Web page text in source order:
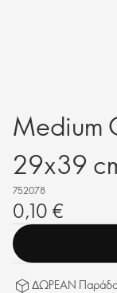
Medium
29x39
752078
0,10 €
ΔΩΡΕΑΝ